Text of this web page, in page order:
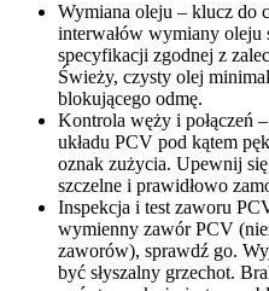
Wymiana oleju – klucz do
interwałów wymiany
specyfikacji zgodnej z
Świeży, czysty olej
blokującego odmę.
Kontrola węży i połączeń
układu PCV pod kątem
oznak zużycia. Upewnij
szczelne i prawidłowo
Inspekcja i test zaworu
wymienny zawór PCV
zaworów), sprawdź go.
być słyszalny grzechot.